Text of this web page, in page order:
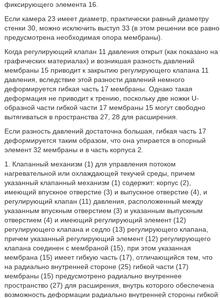
фиксирующего элемента 16.
Если камера 23 имеет диаметр, практически равный диаметру
стенки 30, можно исключить выступ 33 (в этом решении все равно
предусмотрена необходимая опора мембраны).
Когда регулирующий клапан 11 давления открыт (как показано на
графических материалах) и возникшая разность давлений
мембраны 15 приводит к закрытию регулирующего клапана 11
давления, вследствие этой разности давлений немного
деформируется гибкая часть 17 мембраны. Однако такая
деформация не приводит к трению, поскольку две ножки U-
образной части гибкой части 17 мембраны 15 могут свободно
вытягиваться в пространства 27, 28 для расширения.
Если разность давлений достаточна большая, гибкая часть 17
деформируется таким образом, что она упирается в опорный
элемент 32 мембраны и в часть корпуса 2.
1. Клапанный механизм (1) для управления потоком
нагревательной или охлаждающей текучей среды, причем
указанный клапанный механизм (1) содержит: корпус (2),
имеющий впускное отверстие (3) и выпускное отверстие (4), и
регулирующий клапан (11) давления, расположенный между
указанным впускным отверстием (3) и указанным выпускным
отверстием (4) и имеющий регулирующий элемент (12)
регулирующего клапана и седло (13) регулирующего клапана,
причем указанный регулирующий элемент (12) регулирующего
клапана соединен с мембраной (15), при этом указанная
мембрана (15) имеет гибкую часть (17), отличающийся тем, что
на радиально внутренней стороне (25) гибкой части (17)
мембраны (15) предусмотрено радиально внутреннее
пространство (27) для расширения, внутрь которого обеспечена
возможность деформации радиально внутренней стороны гибкой